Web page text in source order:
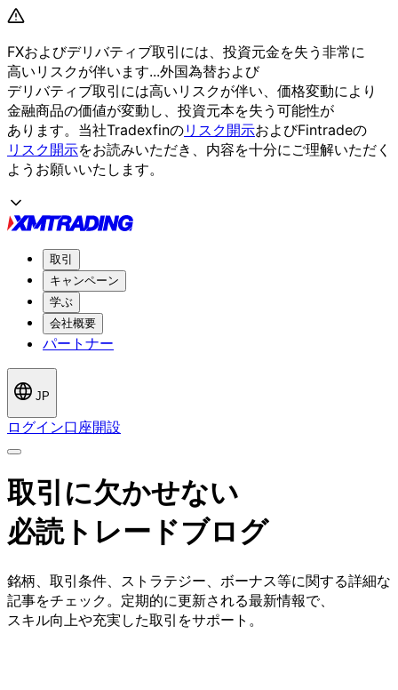
FXおよびデリバティブ取引には、 投資元金を失う 非常に
高いリスクが伴います...外国為替および
デリバティブ取引には高いリスクが伴い、 価格変動により
金融商品の価値が変動し、 投資元本を失う 可能性が
あります。 当社Tradexfinのリスク開示およびFintradeの
リスク開示をお読みいただき、 内容を十分にご理解いただく
よう お願いいたします。
取引
キャンペーン
学ぶ
会社概要
パートナー
JP
ログイン口座開設
取引に欠かせない
必読トレードブログ
銘柄、 取引条件、 ストラテジー、 ボーナス等に関する詳細な
記事をチェック。 定期的に更新される最新情報で、
スキル向上や充実した取引をサポート。